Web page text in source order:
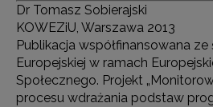
Dr Tomasz Sobierajski
KOWEZiU, Warszawa 2013
Publikacja współfinansowana ze
Europejskiej w ramach
Społecznego. Projekt
procesu wdrażania podstaw